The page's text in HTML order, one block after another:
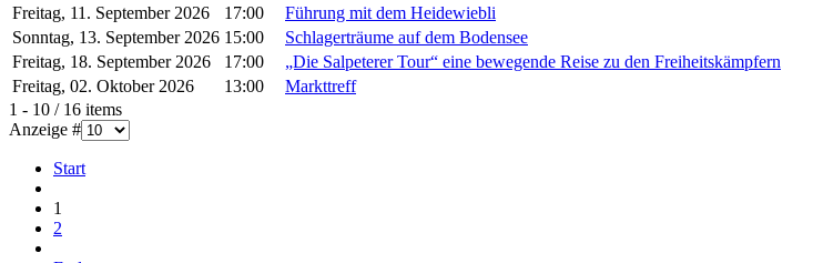
Freitag, 11. September 2026
17:00 Führung mit dem Heidewiebli
Sonntag, 13. September 2026 15:00 Schlagerträume auf dem Bodensee
Freitag, 18. September 2026
17:00 „Die Salpeterer Tour“ eine bewegende Reise zu den Freiheitskämpfern
Freitag, 02. Oktober 2026
13:00 Markttreff
Limite der Paginierungsliste
1 - 10 / 16 items
Anzeige #
Start
1
2